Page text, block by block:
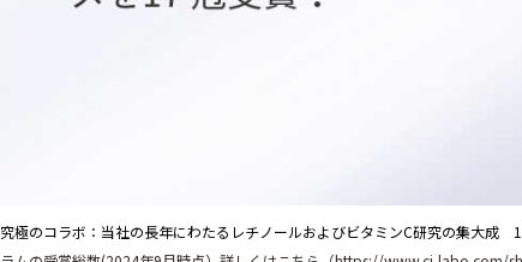
究極のコラボ：当社の長年にわたるレチノールおよびビタミンC研究の集大成